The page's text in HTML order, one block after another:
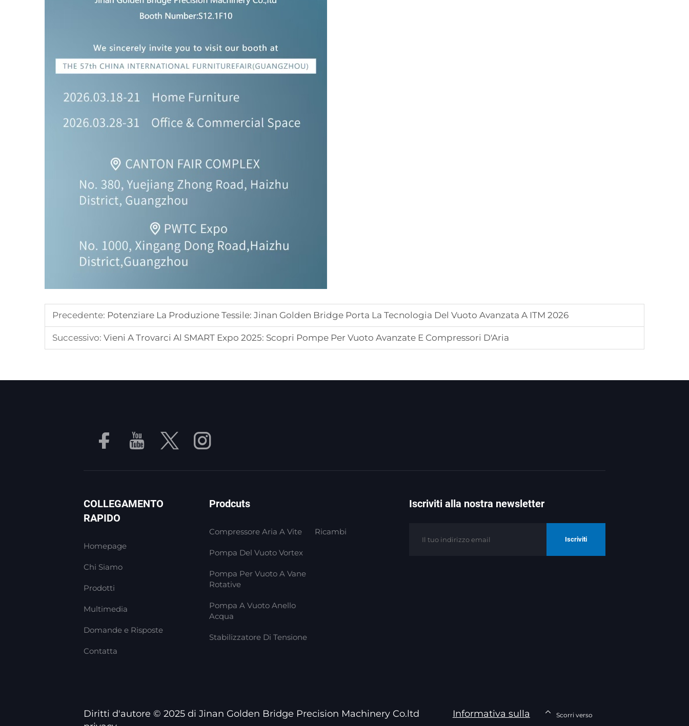
Precedente: Potenziare La Produzione Tessile: Jinan Golden Bridge Porta La Tecnologia Del Vuoto Avanzata A ITM 2026
Successivo: Vieni A Trovarci Al SMART Expo 2025: Scopri Pompe Per Vuoto Avanzate E Compressori D'Aria
COLLEGAMENTO
RAPIDO
Homepage
Chi Siamo
Prodotti
Multimedia
Domande e Risposte
Contatta
Prodcuts
Compressore Aria A Vite
Pompa Del Vuoto Vortex
Pompa Per Vuoto A Vane
Rotative
Pompa A Vuoto Anello
Acqua
Stabilizzatore Di Tensione
Ricambi
Iscriviti alla nostra newsletter
Iscriviti
Diritti d'autore © 2025 di Jinan Golden Bridge Precision Machinery Co.ltd
Informativa sulla
Scorri verso